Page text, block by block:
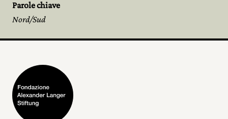
Parole chiave
Nord/Sud